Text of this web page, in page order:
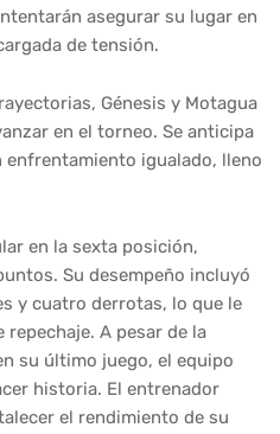
asegurar su lugar en
de tensión.
Génesis y Motagua
en el torneo. Se anticipa
enfrentamiento igualado, lleno
en la sexta posición,
Su desempeño incluyó
y cuatro derrotas, lo que le
A pesar de la
su último juego, el equipo
historia. El entrenador
el rendimiento de su